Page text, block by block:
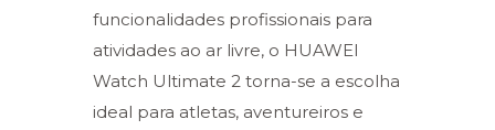
funcionalidades profissionais para
atividades ao ar livre, o HUAWEI
Watch Ultimate 2 torna-se a escolha
ideal para atletas, aventureiros e